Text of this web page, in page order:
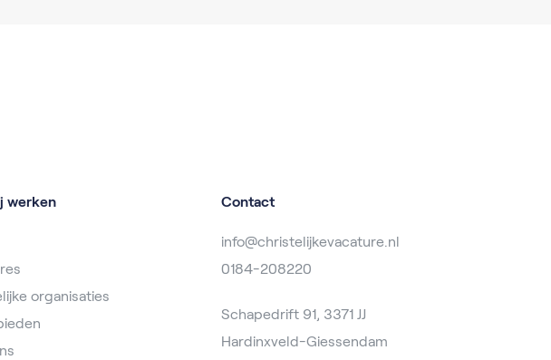
werken
organisaties
Contact
info@christelijkevacature.nl
0184-208220
Schapedrift 91, 3371 JJ
Hardinxveld-Giessendam